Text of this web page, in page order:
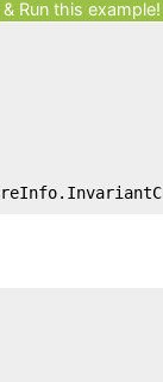
Run this example!